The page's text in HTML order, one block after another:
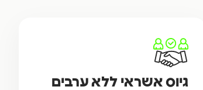
גיוס אשראי ללא ערבים